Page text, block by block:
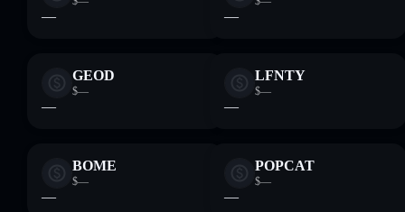
— —
GEOD
$—
—
LFNTY
$—
—
BOME
$—
—
POPCAT
$—
—